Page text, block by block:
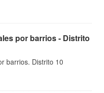
por barrios - Distrito
barrios. Distrito 10